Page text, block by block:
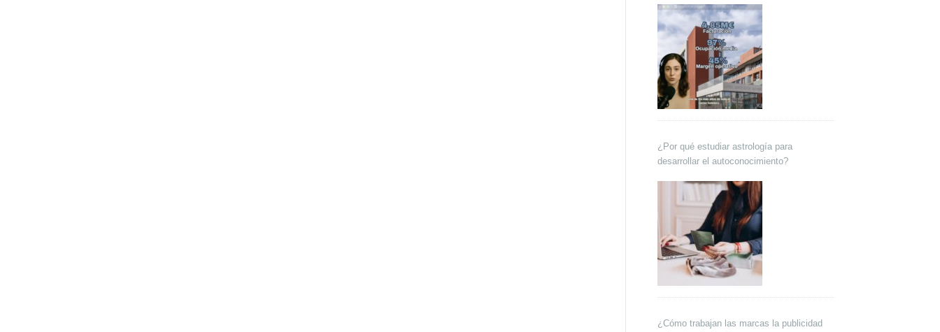
¿Por qué estudiar astrología para
desarrollar el autoconocimiento?
¿Cómo trabajan las marcas la publicidad